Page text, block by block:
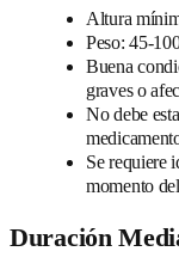
Altura
Peso: 45-
Buena
graves o
No debe
Se requiere
momento
Duración